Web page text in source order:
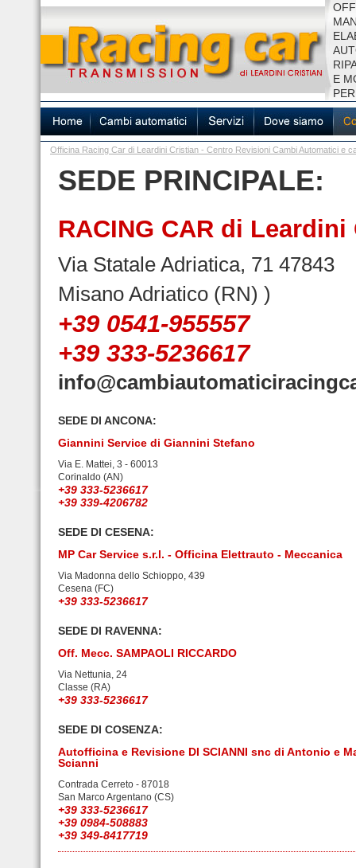
E
Officina Racing Car di Leardini Cristian - Centro Revisioni Cambi Automatici e
SEDE PRINCIPALE:
RACING CAR di
Via Statale Adriatica, 71 47843
Misano Adriatico (RN) )
+39 0541-955557
+39 333-5236617
SEDE DI ANCONA:
Giannini Service di Giannini Stefano
Via E. Mattei, 3 - 60013
Corinaldo (AN)
+39 333-5236617
+39 339-4206782
SEDE DI CESENA:
MP Car Service s.r.l. - Officina Elettrauto - Meccanica
Via Madonna dello Schioppo, 439
Cesena (FC)
+39 333-5236617
SEDE DI RAVENNA:
Off. Mecc. SAMPAOLI RICCARDO
Via Nettunia, 24
Classe (RA)
+39 333-5236617
SEDE DI COSENZA:
Autofficina e Revisione DI SCIANNI snc di Antonio e
Scianni
Contrada Cerreto - 87018
San Marco Argentano (CS)
+39 333-5236617
+39 0984-508883
+39 349-8417719